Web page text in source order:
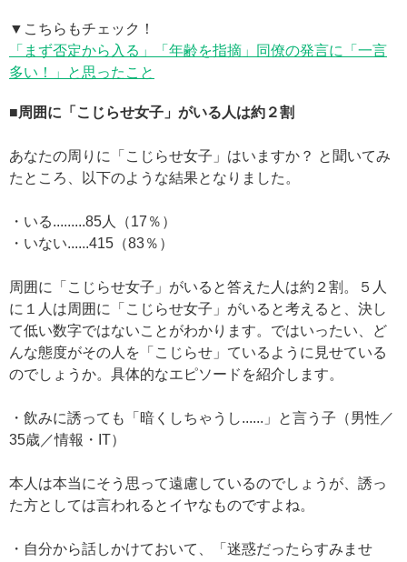
▼こちらもチェック！
「まず否定から入る」「年齢を指摘」同僚の発言に「一言
多い！」と思ったこと
■周囲に「こじらせ女子」がいる人は約２割
あなたの周りに「こじらせ女子」はいますか？ と聞いてみ
たところ、以下のような結果となりました。
・いる.........85人（17％）
・いない......415（83％）
周囲に「こじらせ女子」がいると答えた人は約２割。５人
に１人は周囲に「こじらせ女子」がいると考えると、決し
て低い数字ではないことがわかります。ではいったい、ど
んな態度がその人を「こじらせ」ているように見せている
のでしょうか。具体的なエピソードを紹介します。
・飲みに誘っても「暗くしちゃうし......」と言う子（男性／
35歳／情報・IT）
本人は本当にそう思って遠慮しているのでしょうが、誘っ
た方としては言われるとイヤなものですよね。
・自分から話しかけておいて、「迷惑だったらすみませ